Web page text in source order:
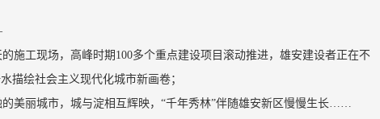
施工现场，高峰时期100多个重点建设项目滚动推进，雄安建设者正在不
描绘社会主义现代化城市新画卷；
美丽城市，城与淀相互辉映，“千年秀林”伴随雄安新区慢慢生长……